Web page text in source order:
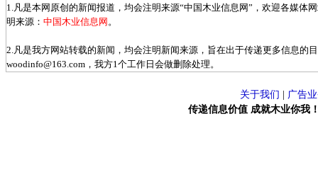
1.凡是本网原创的新闻报道，均会注明来源“中国木业信息网”，欢迎各媒体
明来源： 中国木业信息网 。
2.凡是我方网站转载的新闻，均会注明新闻来源，旨在出于传递更多信息的
woodinfo@163.com，我方1个工作日会做删除处理。
关于我们
广告
传递信息价值 成就木业你我